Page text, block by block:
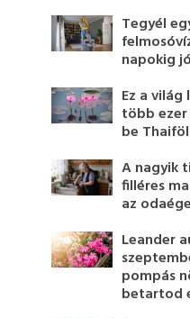
Tegyél
napokig
Ez a
több
be
A nagyik
filléres
az
Leander
pompás
betartod